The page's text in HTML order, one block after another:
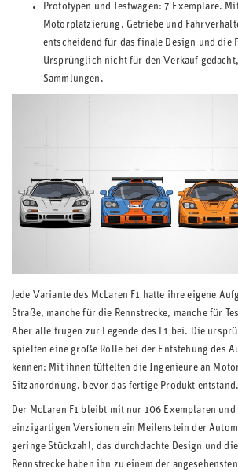
Prototypen und Testwagen: 7 Exemplare.
Motorplatzierung, Getriebe und
entscheidend für das finale Design und die
Ursprünglich nicht für den Verkauf
Sammlungen.
Jede Variante des McLaren F1 hatte ihre eigene
Straße, manche für die Rennstrecke, manche für
Aber alle trugen zur Legende des F1 bei. Die
spielten eine große Rolle bei der Entstehung des
kennen: Mit ihnen tüftelten die Ingenieure an
Sitzanordnung, bevor das fertige Produkt entstand.
Der McLaren F1 bleibt mit nur 106 Exemplaren und
einzigartigen Versionen ein Meilenstein der
geringe Stückzahl, das durchdachte Design und
Rennstrecke haben ihn zu einem der